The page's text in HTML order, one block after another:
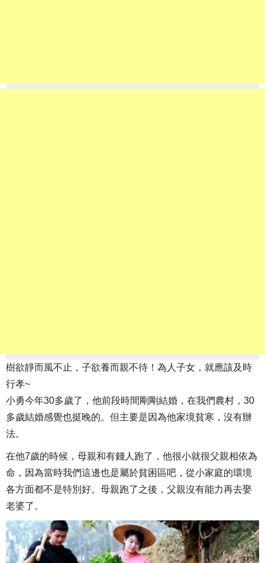
樹欲靜而風不止，子欲養而親不待！為人子女，就應該及時
行孝~
小勇今年30多歲了，他前段時間剛剛結婚，在我們農村，30
多歲結婚感覺也挺晚的。但主要是因為他家境貧寒，沒有辦
法。
在他7歲的時候，母親和有錢人跑了，他很小就很父親相依為
命，因為當時我們這邊也是屬於貧困區吧，從小家庭的環境
各方面都不是特別好。母親跑了之後，父親沒有能力再去娶
老婆了。